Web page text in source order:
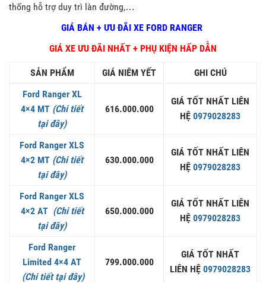
thống hỗ trợ duy trì làn đường,…
GIÁ BÁN + ƯU ĐÃI XE FORD RANGER
GIÁ XE ƯU ĐÃI NHẤT + PHỤ KIỆN HẤP DẪN
SẢN PHẨM GIÁ NIÊM YẾT
GHI CHÚ
Ford Ranger XL
4×4 MT (Chi tiết
tại đây)
616.000.000
GIÁ TỐT NHẤT LIÊN
HỆ 0979028283
Ford Ranger XLS
4×2 MT (Chi tiết
tại đây)
630.000.000
GIÁ TỐT NHẤT LIÊN
HỆ 0979028283
Ford Ranger XLS
4×2 AT (Chi tiết
tại đây)
650.000.000
GIÁ TỐT NHẤT LIÊN
HỆ 0979028283
Ford Ranger
Limited 4×4 AT
(Chi tiết tại đây)
799.000.000
GIÁ TỐT NHẤT
LIÊN HỆ 0979028283